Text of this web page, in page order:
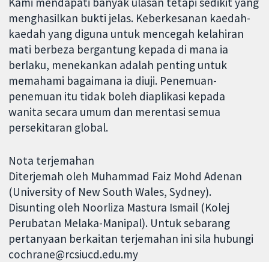
menghasilkan bukti jelas. Keberkesanan kaedah-
kaedah yang diguna untuk mencegah kelahiran
mati berbeza bergantung kepada di mana ia
berlaku, menekankan adalah penting untuk
memahami bagaimana ia diuji. Penemuan-
penemuan itu tidak boleh diaplikasi kepada
wanita secara umum dan merentasi semua
persekitaran global.
Nota terjemahan
Diterjemah oleh Muhammad Faiz Mohd Adenan
(University of New South Wales, Sydney).
Disunting oleh Noorliza Mastura Ismail (Kolej
Perubatan Melaka-Manipal). Untuk sebarang
pertanyaan berkaitan terjemahan ini sila hubungi
cochrane@rcsiucd.edu.my